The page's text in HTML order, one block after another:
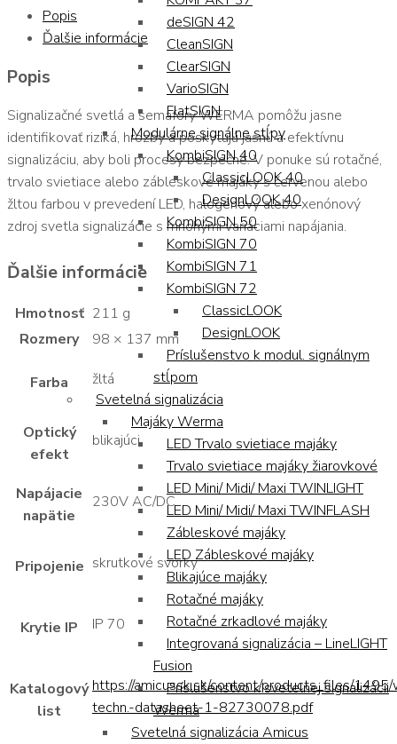
deSIGN 42
CleanSIGN
ClearSIGN
VarioSIGN
FlatSIGN
Modulárne signálne stĺpy
KombiSIGN 40
ClassicLOOK 40
DesignLOOK 40
KombiSIGN 50
KombiSIGN 70
KombiSIGN 71
KombiSIGN 72
ClassicLOOK
DesignLOOK
Príslušenstvo k modul. signálnym
stĺpom
Svetelná signalizácia
Majáky Werma
LED Trvalo svietiace majáky
Trvalo svietiace majáky žiarovkové
LED Mini/ Midi/ Maxi TWINLIGHT
LED Mini/ Midi/ Maxi TWINFLASH
Zábleskové majáky
LED Zábleskové majáky
Blikajúce majáky
Rotačné majáky
Rotačné zrkadlové majáky
Integrovaná signalizácia – LineLIGHT
Fusion
Príslušenstvo k svetelnej signalizácii
Werma
Svetelná signalizácia Amicus
Popis
Ďalšie informácie
Popis
Signalizačné svetlá a semafory WERMA pomôžu jasne
identifikovať riziká, hrozby a poskytujú jasnú a efektívnu
signalizáciu, aby boli procesy bezpečné. V ponuke sú rotačné,
trvalo svietiace alebo zábleskové majáky s červenou alebo
žltou farbou v prevedení LED, halogénový alebo xenónový
zdroj svetla signalizácie s mnohými variáciami napájania.
Ďalšie informácie
Hmotnosť 211 g
Rozmery
98 × 137 mm
Farba žltá
Optický
efekt
blikajúci
Napájacie
napätie
230V AC/DC
Pripojenie skrutkové svorky
Krytie IP IP 70
Katalogový
list
https://amicussk.sk/content/products_files/
techn.-datasheet-1-82730078.pdf